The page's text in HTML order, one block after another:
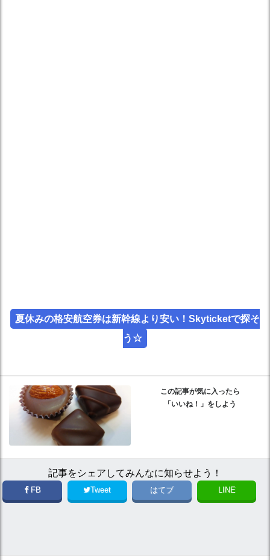
夏休みの格安航空券は新幹線より安い！Skyticketで探そ
う☆
この記事が気に入ったら
「いいね！」をしよう
記事をシェアしてみんなに知らせよう！
FB Tweet はてブ LINE